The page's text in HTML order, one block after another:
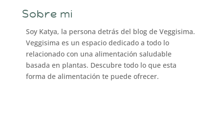
Sobre mi
Soy Katya, la persona detrás del blog de Veggisima.
Veggisima es un espacio dedicado a todo lo
relacionado con una alimentación saludable
basada en plantas. Descubre todo lo que esta
forma de alimentación te puede ofrecer.